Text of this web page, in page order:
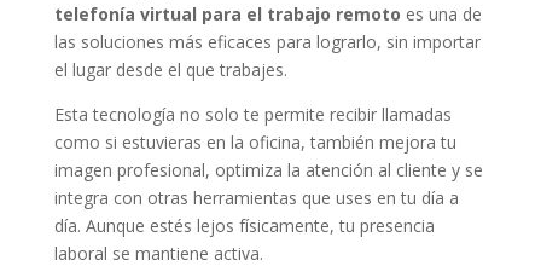
telefonía virtual para el trabajo remoto es una de
las soluciones más eficaces para lograrlo, sin importar
el lugar desde el que trabajes.
Esta tecnología no solo te permite recibir llamadas
como si estuvieras en la oficina, también mejora tu
imagen profesional, optimiza la atención al cliente y se
integra con otras herramientas que uses en tu día a
día. Aunque estés lejos físicamente, tu presencia
laboral se mantiene activa.